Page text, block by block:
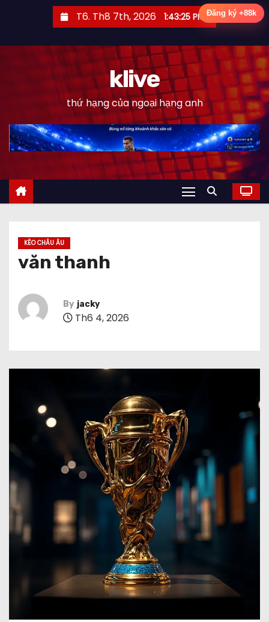
T6. Th8 7th, 2026 1:43:26 PM
klive
thứ hạng của ngoại hạng anh
KÈO CHÂU ÂU
văn thanh
By jacky
Th6 4, 2026
Đăng ký +88k